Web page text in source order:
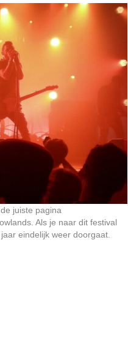
juiste pagina
Als je naar dit festival
eindelijk weer doorgaat.